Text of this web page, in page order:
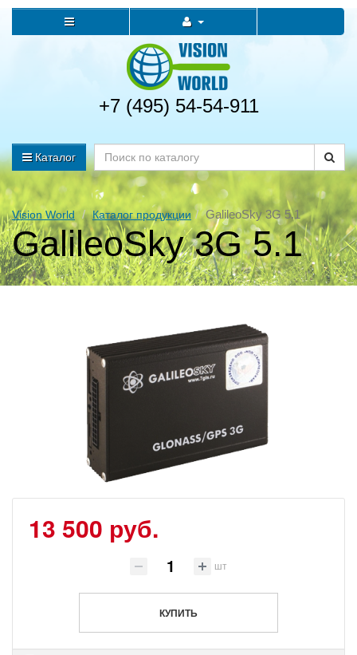
+7 (495) 54-54-911
Каталог
Vision World Каталог продукции GalileoSky 3G 5.1
GalileoSky 3G 5.1
13 500 руб.
шт
КУПИТЬ